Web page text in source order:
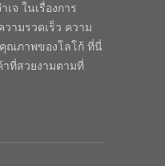
จ ในเรื่องการ
ามรวดเร็ว ความ
ณภาพของโลโก้ ที่นี่
ที่สวยงามตามที่